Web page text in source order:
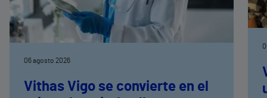
06 agosto 2026
Vithas Vigo se convierte en el